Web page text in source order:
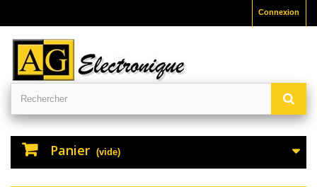
Connexion
Panier (vide)